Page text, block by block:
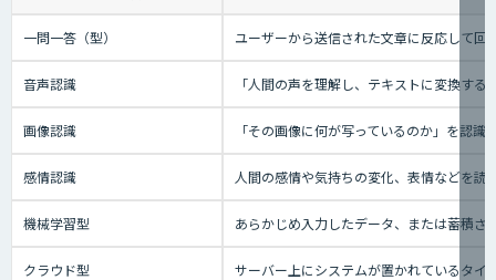
一問一答（型） ユーザーから送信された文章に反応して
音声認識 「人間の声を理解し、テキストに変換す
画像認識 「その画像に何が写っているのか」を認
感情認識 人間の感情や気持ちの変化、表情などを
機械学習型 あらかじめ入力したデータ、または蓄積
クラウド型 サーバー上にシステムが置かれているタ